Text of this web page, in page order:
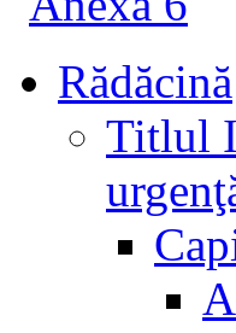
Rădăcină
Titlul